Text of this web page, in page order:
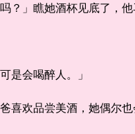
」瞧她酒杯见底了，他
会喝醉人。」
欢品尝美酒，她偶尔也